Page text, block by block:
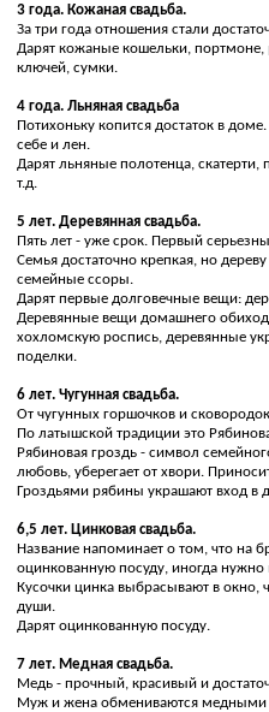
3 года. Кожаная свадьба.
За три года отношения стали
Дарят кожаные кошельки,
ключей, сумки.
4 года. Льняная свадьба
Потихоньку копится достаток в
себе и лен.
Дарят льняные полотенца,
т.д.
5 лет. Деревянная свадьба.
Пять лет - уже срок. Первый
Семья достаточно крепкая, но
семейные ссоры.
Дарят первые долговечные вещи:
Деревянные вещи домашнего
хохломскую роспись, деревянные
поделки.
6 лет. Чугунная свадьба.
От чугунных горшочков и
По латышской традиции это
Рябиновая гроздь - символ
любовь, уберегает от хвори.
Гроздьями рябины украшают вход в
6,5 лет. Цинковая свадьба.
Название напоминает о том, что на
оцинкованную посуду, иногда нужно
Кусочки цинка выбрасывают в окно,
души.
Дарят оцинкованную посуду.
7 лет. Медная свадьба.
Медь - прочный, красивый и
Муж и жена обмениваются медными